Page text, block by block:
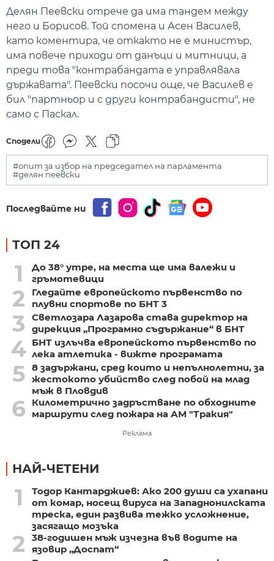
Делян Пеевски отрече да има тандем между
него и Борисов. Той спомена и Асен Василев,
като коментира, че откакто не е министър,
има повече приходи от данъци и митници, а
преди това "контрабандата е управлявала
държавата". Пеевски посочи още, че Василев е
бил "партньор и с други контрабандисти", не
само с Паскал.
Сподели
#опит за избор на председател на парламента
#делян пеевски
Последвайте ни
ТОП 24
1
До 38° утре, на места ще има валежи и
гръмотевици
2
Гледайте европейското първенство по
плувни спортове по БНТ 3
3
Светлозара Лазарова става директор на
дирекция „Програмно съдържание“ в БНТ
4 БНТ излъчва европейското първенство по
лека атлетика - вижте програмата
5 8 задържани, сред които и непълнолетни, за
жестокото убийство след побой на млад
мъж в Пловдив
6
Километрично задръстване по обходните
маршрути след пожара на АМ "Тракия"
Реклама
НАЙ-ЧЕТЕНИ
1
Тодор Кантарджиев: Ако 200 души са ухапани
от комар, носещ вируса на Западнонилската
треска, един развива тежко усложнение,
засягащо мозъка
2
38-годишен мъж изчезна във водите на
язовир „Доспат“